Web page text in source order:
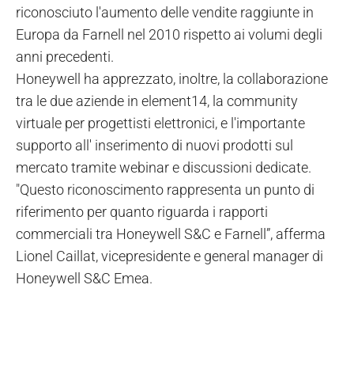
riconosciuto l'aumento delle vendite raggiunte in
Europa da Farnell nel 2010 rispetto ai volumi degli
anni precedenti.
Honeywell ha apprezzato, inoltre, la collaborazione
tra le due aziende in element14, la community
virtuale per progettisti elettronici, e l'importante
supporto all' inserimento di nuovi prodotti sul
mercato tramite webinar e discussioni dedicate.
"Questo riconoscimento rappresenta un punto di
riferimento per quanto riguarda i rapporti
commerciali tra Honeywell S&C e Farnell”, afferma
Lionel Caillat, vicepresidente e general manager di
Honeywell S&C Emea.